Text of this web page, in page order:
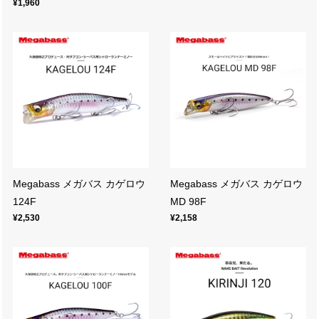
¥1,960
Megabass メガバス カゲロウ
124F
¥2,530
Megabass メガバス カゲロウ
MD 98F
¥2,158